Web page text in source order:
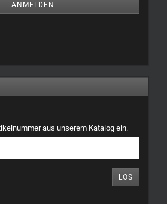
ANMELDEN
aus unserem Katalog ein.
LOS